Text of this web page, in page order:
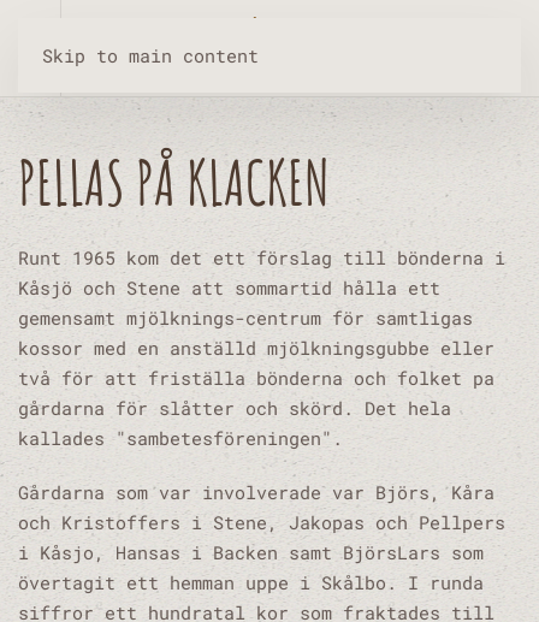
Skip to main content
PELLAS PÅ KLACKEN
Runt 1965 kom det ett förslag till bönderna i
Kåsjö och Stene att sommartid hålla ett
gemensamt mjölknings-centrum för samtligas
kossor med en anställd mjölkningsgubbe eller
två för att friställa bönderna och folket pa
gårdarna för slåtter och skörd. Det hela
kallades "sambetesföreningen".
Gårdarna som var involverade var Björs, Kåra
och Kristoffers i Stene, Jakopas och Pellpers
i Kåsjo, Hansas i Backen samt BjörsLars som
övertagit ett hemman uppe i Skålbo. I runda
siffror ett hundratal kor som fraktades till